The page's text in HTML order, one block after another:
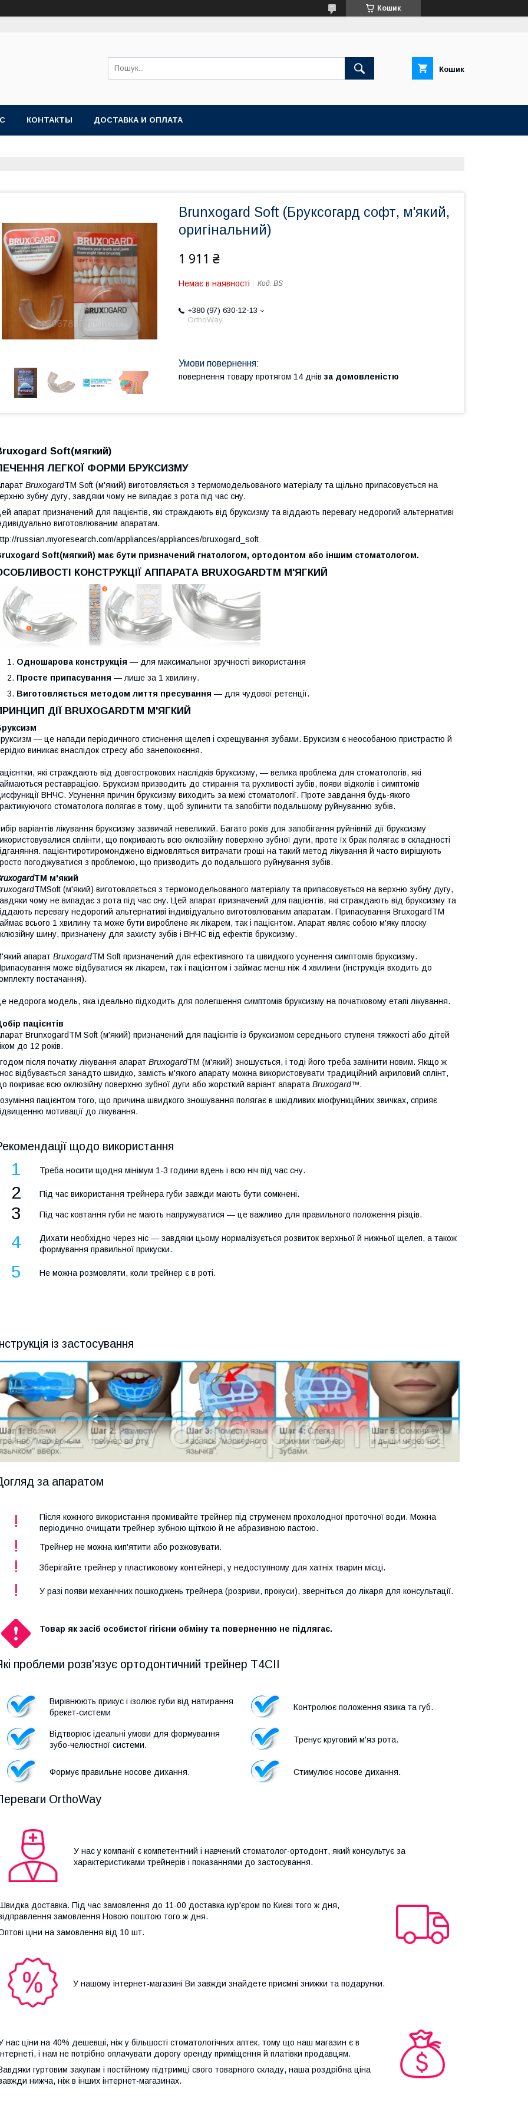
Кошик
Кошик
КОНТАКТЫ ДОСТАВКА И ОПЛАТА
Brunxogard Soft (Бруксогард софт, м'який,
оригінальний)
1 911 ₴
Немає в наявності Код: BS
+380 (97) 630-12-13
OrthoWay
повернення товару протягом 14 днів за домовленістю
Soft(мягкий)
ЛЕГКОЇ ФОРМИ БРУКСИЗМУ
BruxogardTM Soft (м'який) виготовляється з термомодельованого матеріалу та щільно припасовується на
зубну дугу, завдяки чому не випадає з рота під час сну.
апарат призначений для пацієнтів, які страждають від бруксизму та віддають перевагу недорогий альтернативі
виготовлюваним апаратам.
russian.myoresearch.com/appliances/appliances/bruxogard_soft
Soft(мягкий) має бути призначений гнатологом, ортодонтом або іншим стоматологом.
КОНСТРУКЦІЇ АППАРАТА BRUXOGARDTM М'ЯГКИЙ
Одношарова конструкція ― для максимальної зручності використання
Просте припасування ― лише за 1 хвилину.
Виготовляється методом лиття пресування — для чудової ретенції.
ДІЇ BRUXOGARDTM М'ЯГКИЙ
— це напади періодичного стиснення щелеп і схрещування зубами. Бруксизм є неособаною пристрастю й
виникає внаслідок стресу або занепокоєння.
які страждають від довгострокових наслідків бруксизму, — велика проблема для стоматологів, які
реставрацією. Бруксизм призводить до стирання та рухливості зубів, появи відколів і симптомів
ВНЧС. Усунення причин бруксизму виходить за межі стоматології. Проте завдання будь-якого
стоматолога полягає в тому, щоб зупинити та запобігти подальшому руйнуванню зубів.
варіантів лікування бруксизму зазвичай невеликий. Багато років для запобігання руйнівній дії бруксизму
сплінти, що покривають всю оклюзійну поверхню зубної дуги, проте їх брак полягає в складності
пацієнтиротиромонджено відмовляться витрачати гроші на такий метод лікування й часто вирішують
погоджуватися з проблемою, що призводить до подальшого руйнування зубів.
TM м'який
TMSoft (м'який) виготовляється з термомодельованого матеріалу та припасовується на верхню зубну дугу,
чому не випадає з рота під час сну. Цей апарат призначений для пацієнтів, які страждають від бруксизму та
перевагу недорогий альтернативі індивідуально виготовлюваним апаратам. Припасування BruxogardTM
всього 1 хвилину та може бути вироблене як лікарем, так і пацієнтом. Апарат являє собою м'яку плоску
шину, призначену для захисту зубів і ВНЧС від ефектів бруксизму.
апарат BruxogardTM Soft призначений для ефективного та швидкого усунення симптомів бруксизму.
може відбуватися як лікарем, так і пацієнтом і займає менш ніж 4 хвилини (інструкція входить до
постачання).
недорога модель, яка ідеально підходить для полегшення симптомів бруксизму на початковому етапі лікування.
пацієнтів
BrunxogardTM Soft (м'який) призначений для пацієнтів із бруксизмом середнього ступеня тяжкості або дітей
до 12 років.
після початку лікування апарат BruxogardTM (м'який) зношується, і тоді його треба замінити новим. Якщо ж
відбувається занадто швидко, замість м'якого апарату можна використовувати традиційний акриловий сплінт,
покриває всю оклюзійну поверхню зубної дуги або жорсткий варіант апарата Bruxogard™.
пацієнтом того, що причина швидкого зношування полягає в шкідливих міофункційних звичках, сприяє
мотивації до лікування.
щодо використання
1 Треба носити щодня мінімум 1-3 години вдень і всю ніч під час сну.
2 Під час використання трейнера губи завжди мають бути сомкнені.
3 Під час ковтання губи не мають напружуватися — це важливо для правильного положення різців.
4
Дихати необхідно через ніс — завдяки цьому нормалізується розвиток верхньої й нижньої щелеп, а також
формування правильної прикуски.
5 Не можна розмовляти, коли трейнер є в роті.
із застосування
за апаратом
!
Після кожного використання промивайте трейнер під струменем прохолодної проточної води. Можна
періодично очищати трейнер зубною щіткою й не абразивною пастою.
! Трейнер не можна кип'ятити або розжовувати.
! Зберігайте трейнер у пластиковому контейнері, у недоступному для хатніх тварин місці.
! У разі появи механічних пошкоджень трейнера (розриви, прокуси), зверніться до лікаря для консультації.
Товар як засіб особистої гігієни обміну та поверненню не підлягає.
проблеми розв'язує ортодонтичний трейнер T4CII
Вирівнюють прикус і ізолює губи від натирання
брекет-системи
Контролює положення язика та губ.
Відтворює ідеальні умови для формування
зубо-челюстної системи.
Тренує круговий м'яз рота.
Формує правильне носове дихання. Стимулює носове дихання.
OrthoWay
У нас у компанії є компетентний і навчений стоматолог-ортодонт, який консультує за
характеристиками трейнерів і показаннями до застосування.
доставка. Під час замовлення до 11-00 доставка кур'єром по Києві того ж дня,
замовлення Новою поштою того ж дня.
ціни на замовлення від 10 шт.
У нашому інтернет-магазині Ви завжди знайдете приємні знижки та подарунки.
нас ціни на 40% дешевші, ніж у більшості стоматологічних аптек, тому що наш магазин є в
і нам не потрібно оплачувати дорогу оренду приміщення й платівки продавцям.
гуртовим закупам і постійному підтримці свого товарного складу, наша роздрібна ціна
нижча, ніж в інших інтернет-магазинах.